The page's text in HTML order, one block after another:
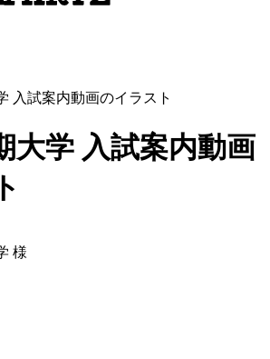
入試案内動画のイラスト
大学 入試案内動画
様